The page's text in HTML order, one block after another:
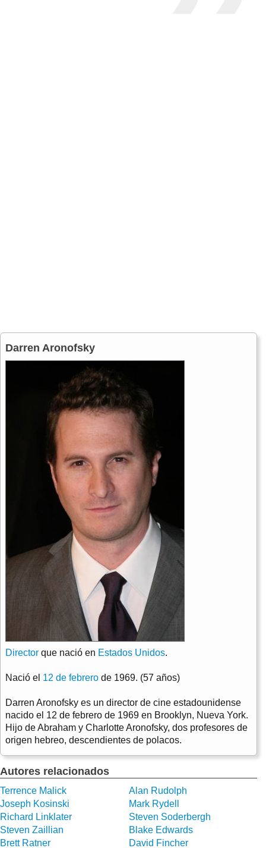
Darren Aronofsky
Director que nació en Estados Unidos.
Nació el 12 de febrero de 1969. (57 años)
Darren Aronofsky es un director de cine estadounidense
nacido el 12 de febrero de 1969 en Brooklyn, Nueva York.
Hijo de Abraham y Charlotte Aronofsky, dos profesores de
origen hebreo, descendientes de polacos.
Autores relacionados
Terrence Malick
Alan Rudolph
Joseph Kosinski
Mark Rydell
Richard Linklater
Steven Soderbergh
Steven Zaillian
Blake Edwards
Brett Ratner
David Fincher